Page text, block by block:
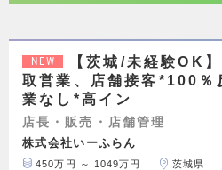
NEW
【茨城/未経験OK
取営業、店舗接客*100％
業なし*高イン
店長・販売・店舗管理
株式会社いーふらん
450万円 ～ 1049万円 茨城県